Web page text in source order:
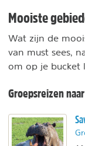
Mooiste
Wat zijn de
van must sees,
om op je bucket
Groepsreizen